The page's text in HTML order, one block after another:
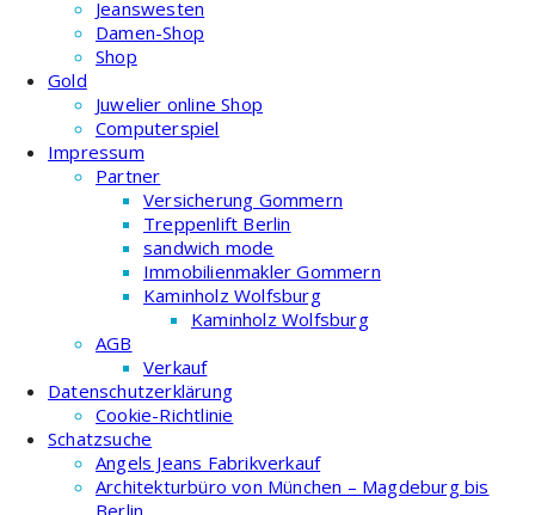
Jeanswesten
Damen-Shop
Shop
Gold
Juwelier online Shop
Computerspiel
Impressum
Partner
Versicherung Gommern
Treppenlift Berlin
sandwich mode
Immobilienmakler Gommern
Kaminholz Wolfsburg
Kaminholz Wolfsburg
AGB
Verkauf
Datenschutzerklärung
Cookie-Richtlinie
Schatzsuche
Angels Jeans Fabrikverkauf
Architekturbüro von München – Magdeburg bis
Berlin